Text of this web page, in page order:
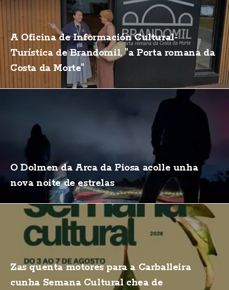
A Oficina de Información Cultural-
Turística de Brandomil, "a Porta romana da
Costa da Morte"
O Dolmen da Arca da Piosa acolle unha
nova noite de estrelas
Zas quenta motores para a Carballeira
cunha Semana Cultural chea de